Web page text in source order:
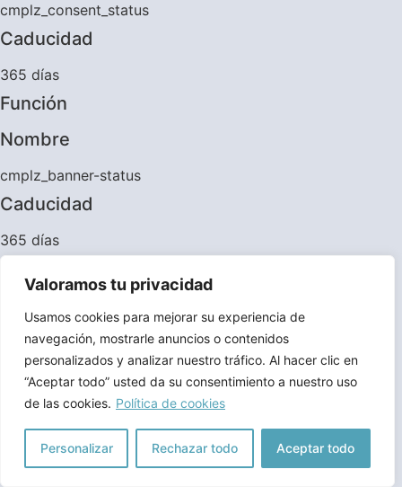
Valoramos tu privacidad
Usamos cookies para mejorar su experiencia de
navegación, mostrarle anuncios o contenidos
personalizados y analizar nuestro tráfico. Al hacer clic en
“Aceptar todo” usted da su consentimiento a nuestro uso
de las cookies. Política de cookies
Personalizar Rechazar todo Aceptar todo
cmplz_consent_status
Caducidad
365 días
Función
Nombre
cmplz_banner-status
Caducidad
365 días
cmplz_consented_services
Caducidad
365 días
Función
Nombre